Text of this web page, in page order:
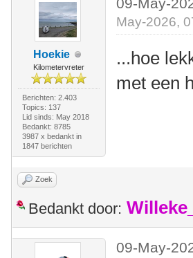
Hoekie
Kilometervreter
Berichten: 2.403
Topics: 137
Lid sinds: May 2018
Bedankt: 8785
3987 x bedankt in
1847 berichten
May-2026,
...hoe
met een
Zoek
Bedankt door:
09-May-